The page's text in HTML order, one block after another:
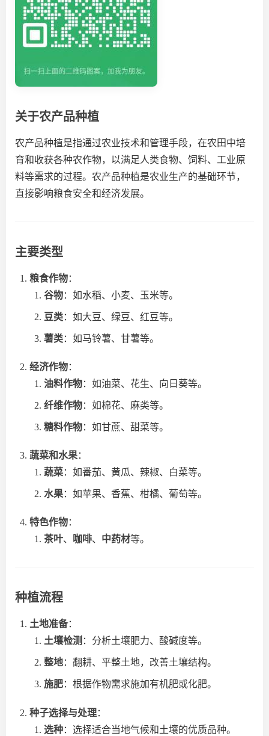
关于农产品种植
农产品种植是指通过农业技术和管理手段，在农田中培
育和收获各种农作物，以满足人类食物、饲料、工业原
料等需求的过程。农产品种植是农业生产的基础环节，
直接影响粮食安全和经济发展。
主要类型
粮食作物：
谷物：如水稻、小麦、玉米等。
豆类：如大豆、绿豆、红豆等。
薯类：如马铃薯、甘薯等。
经济作物：
油料作物：如油菜、花生、向日葵等。
纤维作物：如棉花、麻类等。
糖料作物：如甘蔗、甜菜等。
蔬菜和水果：
蔬菜：如番茄、黄瓜、辣椒、白菜等。
水果：如苹果、香蕉、柑橘、葡萄等。
特色作物：
茶叶、 咖啡、 中药材等。
种植流程
土地准备：
土壤检测 ：分析土壤肥力、酸碱度等。
整地：翻耕、平整土地，改善土壤结构。
施肥：根据作物需求施加有机肥或化肥。
种子选择与处理：
选种：选择适合当地气候和土壤的优质品种。